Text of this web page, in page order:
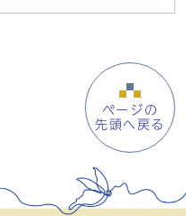
ページの
先頭へ戻る